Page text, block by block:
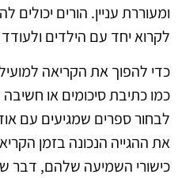
ומעוררת עניין. הורים
לקרוא יחד עם הילדים
כדי להפוך את הקריאה
כמו כתיבת סיכומים או
לבחור ספרים שמגיעים עם
את ההגייה הנכונה בזמן
כישורי השמיעה שלהם, דבר